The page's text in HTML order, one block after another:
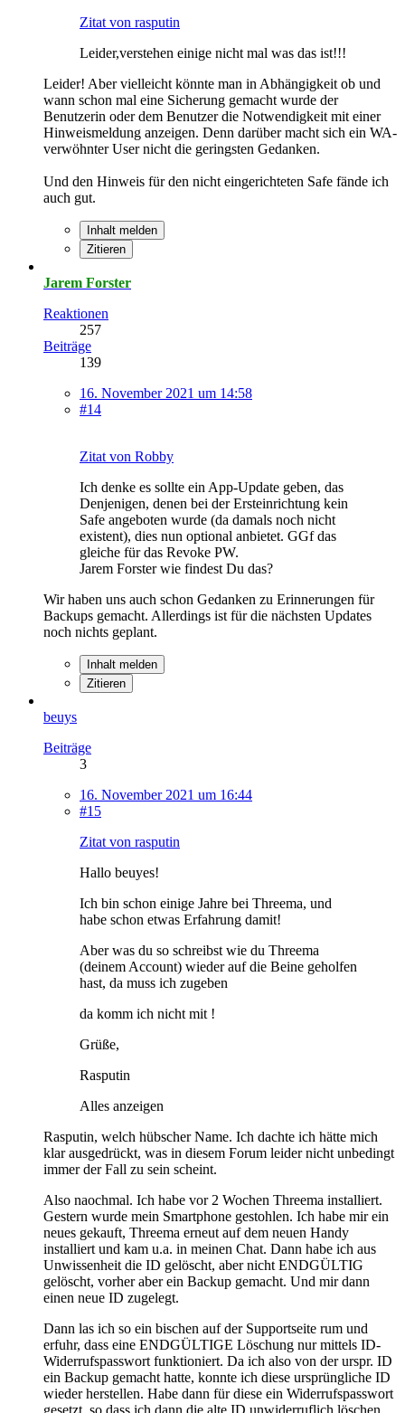
Zitat von rasputin
Leider,verstehen einige nicht mal was das ist!!!
Leider! Aber vielleicht könnte man in Abhängigkeit ob und
wann schon mal eine Sicherung gemacht wurde der
Benutzerin oder dem Benutzer die Notwendigkeit mit einer
Hinweismeldung anzeigen. Denn darüber macht sich ein WA-
verwöhnter User nicht die geringsten Gedanken.
Und den Hinweis für den nicht eingerichteten Safe fände ich
auch gut.
Inhalt melden
Zitieren
Jarem Forster
Reaktionen
257
Beiträge
139
16. November 2021 um 14:58
#14
Zitat von Robby
Ich denke es sollte ein App-Update geben, das
Denjenigen, denen bei der Ersteinrichtung kein
Safe angeboten wurde (da damals noch nicht
existent), dies nun optional anbietet. GGf das
gleiche für das Revoke PW.
Jarem Forster wie findest Du das?
Wir haben uns auch schon Gedanken zu Erinnerungen für
Backups gemacht. Allerdings ist für die nächsten Updates
noch nichts geplant.
Inhalt melden
Zitieren
beuys
Beiträge
3
16. November 2021 um 16:44
#15
Zitat von rasputin
Hallo beuyes!
Ich bin schon einige Jahre bei Threema, und
habe schon etwas Erfahrung damit!
Aber was du so schreibst wie du Threema
(deinem Account) wieder auf die Beine geholfen
hast, da muss ich zugeben
da komm ich nicht mit !
Grüße,
Rasputin
Alles anzeigen
Rasputin, welch hübscher Name. Ich dachte ich hätte mich
klar ausgedrückt, was in diesem Forum leider nicht unbedingt
immer der Fall zu sein scheint.
Also naochmal. Ich habe vor 2 Wochen Threema installiert.
Gestern wurde mein Smartphone gestohlen. Ich habe mir ein
neues gekauft, Threema erneut auf dem neuen Handy
installiert und kam u.a. in meinen Chat. Dann habe ich aus
Unwissenheit die ID gelöscht, aber nicht ENDGÜLTIG
gelöscht, vorher aber ein Backup gemacht. Und mir dann
einen neue ID zugelegt.
Dann las ich so ein bischen auf der Supportseite rum und
erfuhr, dass eine ENDGÜLTIGE Löschung nur mittels ID-
Widerrufspasswort funktioniert. Da ich also von der urspr. ID
ein Backup gemacht hatte, konnte ich diese ursprüngliche ID
wieder herstellen. Habe dann für diese ein Widerrufspasswort
gesetzt, so dass ich dann die alte ID unwiderruflich löschen